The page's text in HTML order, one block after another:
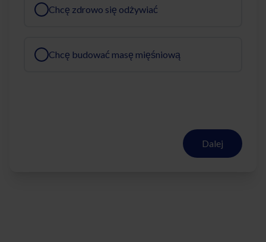
Chcę zdrowo się odżywiać
Chcę budować masę mięśniową
Dalej